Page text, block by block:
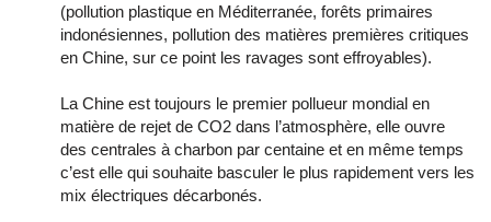
(pollution plastique en Méditerranée, forêts primaires
indonésiennes, pollution des matières premières critiques
en Chine, sur ce point les ravages sont effroyables).
La Chine est toujours le premier pollueur mondial en
matière de rejet de CO2 dans l’atmosphère, elle ouvre
des centrales à charbon par centaine et en même temps
c’est elle qui souhaite basculer le plus rapidement vers les
mix électriques décarbonés.